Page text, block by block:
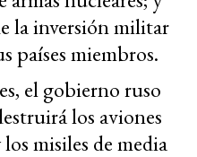
la inversión militar
países miembros.
el gobierno ruso
los aviones
misiles de media